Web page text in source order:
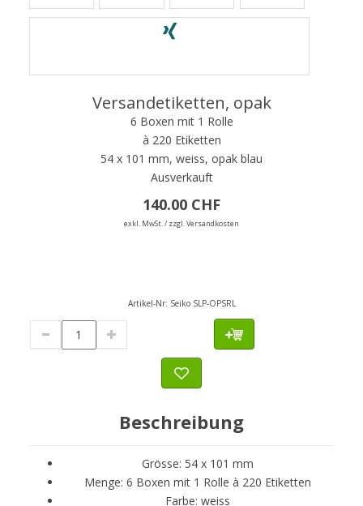
Versandetiketten, opak
6 Boxen mit 1 Rolle
à 220 Etiketten
54 x 101 mm, weiss, opak blau
Ausverkauft
140.00 CHF
exkl. MwSt. / zzgl. Versandkosten
Artikel-Nr: Seiko SLP-OPSRL
Beschreibung
Grösse: 54 x 101 mm
Menge: 6 Boxen mit 1 Rolle à 220 Etiketten
Farbe: weiss